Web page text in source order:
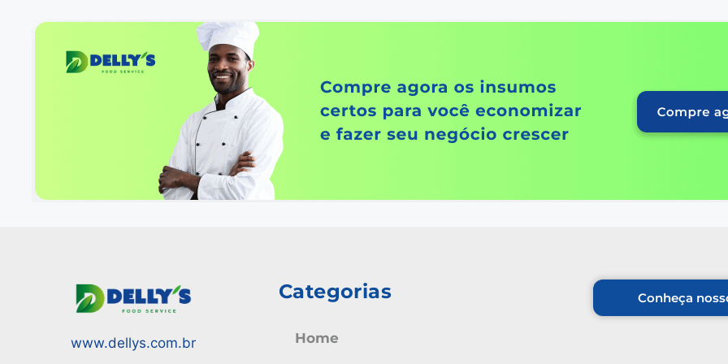
www.dellys.com.br
Categorias
Home
Conheça